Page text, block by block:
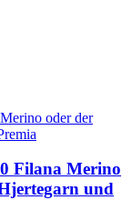
Filana Merino
und